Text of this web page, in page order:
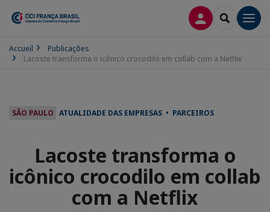
CONEXÃOSEARCH
Accueil
Publicações
Lacoste transforma o icônico crocodilo em collab com a Netflix
SÃO PAULO ATUALIDADE DAS EMPRESAS • PARCEIROS
Lacoste transforma o
icônico crocodilo em collab
com a Netflix